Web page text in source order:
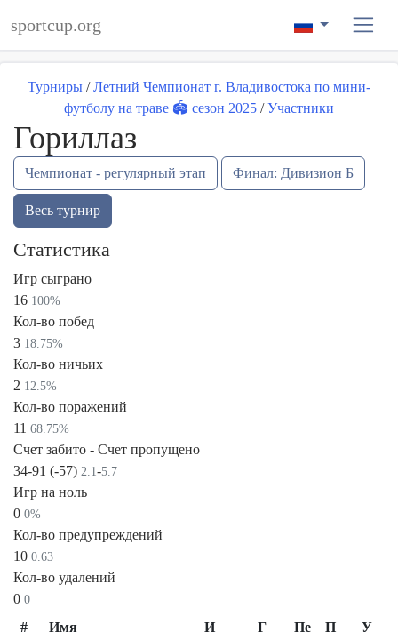
sportcup.org
Турниры / Летний Чемпионат г. Владивостока по мини-
футболу на траве 🏟 сезон 2025 / Участники
Гориллаз
Чемпионат - регулярный этап Финал: Дивизион Б
Весь турнир
Статистика
Игр сыграно
16 100%
Кол-во побед
3 18.75%
Кол-во ничьих
2 12.5%
Кол-во поражений
11 68.75%
Счет забито - Счет пропущено
34-91 (-57) 2.1-5.7
Игр на ноль
0 0%
Кол-во предупреждений
10 0.63
Кол-во удалений
0 0
# Имя И Г Пе П У